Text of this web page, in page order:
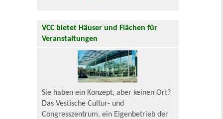
VCC bietet Häuser und Flächen für
Veranstaltungen
Sie haben ein Konzept, aber keinen Ort?
Das Vestische Cultur- und
Congresszentrum, ein Eigenbetrieb der